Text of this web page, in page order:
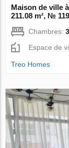
Maison de ville
211.08 m², №
Chambres:3
Espace de
Treo Homes